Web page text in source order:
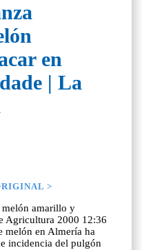
en
| La
>
melón amarillo y
Agricultura 2000 12:36
melón en Almería ha
incidencia del pulgón